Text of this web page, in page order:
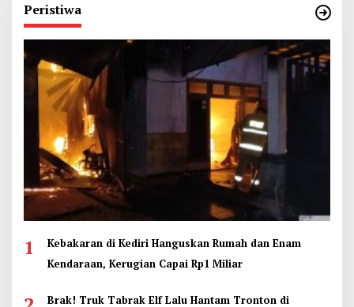
Peristiwa
1
Kebakaran di Kediri Hanguskan Rumah dan Enam
Kendaraan, Kerugian Capai Rp1 Miliar
Brak! Truk Tabrak Elf Lalu Hantam Tronton di